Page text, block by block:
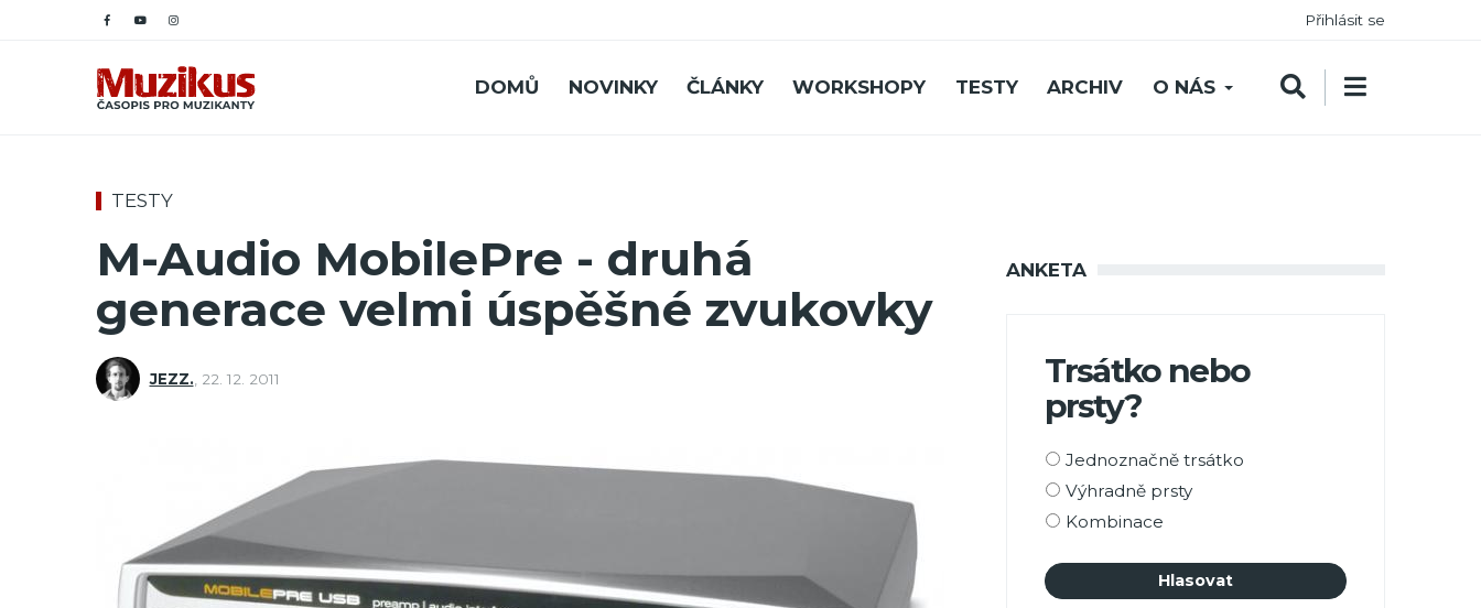
Přihlásit se
DOMŮ NOVINKY ČLÁNKY WORKSHOPY TESTY ARCHIV O NÁS
TESTY
M-Audio MobilePre - druhá
generace velmi úspěšné zvukovky
JEZZ. 22. 12. 2011
ANKETA
Trsátko nebo
prsty?
Možnosti
výběru
Jednoznačně trsátko
Výhradně prsty
Kombinace